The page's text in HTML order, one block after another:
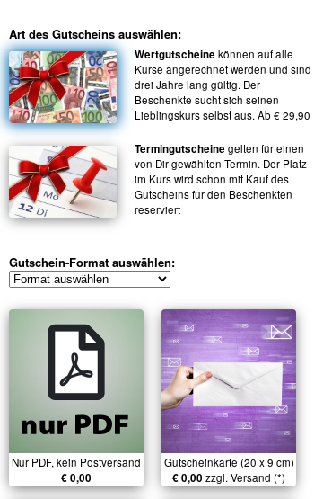
Art des Gutscheins auswählen:
Wertgutscheine können auf alle
Kurse angerechnet werden und sind
drei Jahre lang gültig. Der
Beschenkte sucht sich seinen
Lieblingskurs selbst aus. Ab € 29,90
Termingutscheine gelten für einen
von Dir gewählten Termin. Der Platz
im Kurs wird schon mit Kauf des
Gutscheins für den Beschenkten
reserviert
Gutschein-Format auswählen:
Nur PDF, kein Postversand
€ 0,00
Gutscheinkarte (20 x 9 cm)
€ 0,00 zzgl. Versand (*)